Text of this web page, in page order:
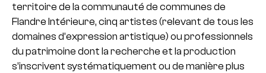
territoire de la communauté de communes de
Flandre Intérieure, cinq artistes (relevant de tous les
domaines d’expression artistique) ou professionnels
du patrimoine dont la recherche et la production
s’inscrivent systématiquement ou de manière plus